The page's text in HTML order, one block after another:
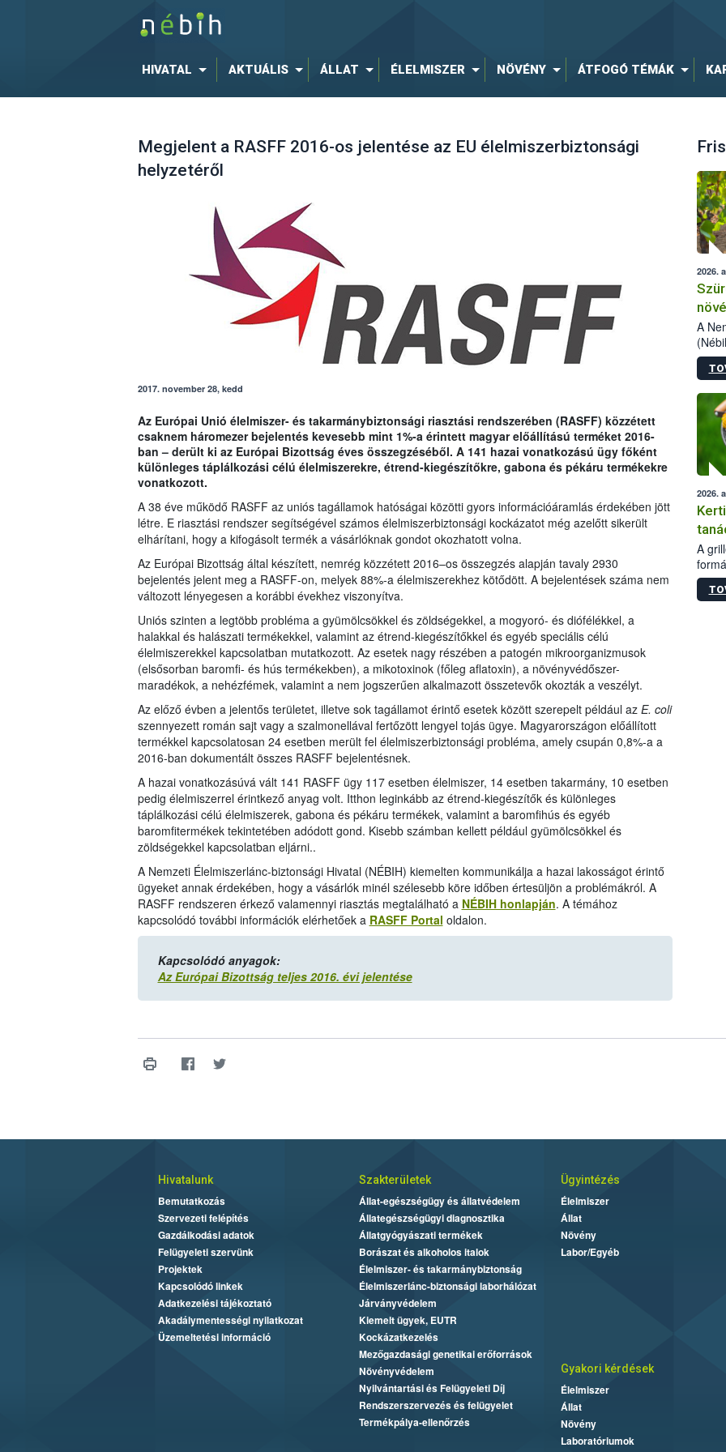
HIVATAL AKTUÁLIS ÁLLAT ÉLELMISZER NÖVÉNY ÁTFOGÓ TÉMÁK
Megjelent a RASFF 2016-os jelentése az EU élelmiszerbiztonsági
helyzetéről
2017. november 28, kedd
Az Európai Unió élelmiszer- és takarmánybiztonsági riasztási rendszerében (RASFF) közzétett
csaknem háromezer bejelentés kevesebb mint 1%-a érintett magyar előállítású terméket 2016-
ban – derült ki az Európai Bizottság éves összegzéséből. A 141 hazai vonatkozású ügy főként
különleges táplálkozási célú élelmiszerekre, étrend-kiegészítőkre, gabona és pékáru termékekre
vonatkozott.
A 38 éve működő RASFF az uniós tagállamok hatóságai közötti gyors információáramlás érdekében jött
létre. E riasztási rendszer segítségével számos élelmiszerbiztonsági kockázatot még azelőtt sikerült
elhárítani, hogy a kifogásolt termék a vásárlóknak gondot okozhatott volna.
Az Európai Bizottság által készített, nemrég közzétett 2016–os összegzés alapján tavaly 2930
bejelentés jelent meg a RASFF-on, melyek 88%-a élelmiszerekhez kötődött. A bejelentések száma nem
változott lényegesen a korábbi évekhez viszonyítva.
Uniós szinten a legtöbb probléma a gyümölcsökkel és zöldségekkel, a mogyoró- és diófélékkel, a
halakkal és halászati termékekkel, valamint az étrend-kiegészítőkkel és egyéb speciális célú
élelmiszerekkel kapcsolatban mutatkozott. Az esetek nagy részében a patogén mikroorganizmusok
(elsősorban baromfi- és hús termékekben), a mikotoxinok (főleg aflatoxin), a növényvédőszer-
maradékok, a nehézfémek, valamint a nem jogszerűen alkalmazott összetevők okozták a veszélyt.
Az előző évben a jelentős területet, illetve sok tagállamot érintő esetek között szerepelt például az E. coli
szennyezett román sajt vagy a szalmonellával fertőzött lengyel tojás ügye. Magyarországon előállított
termékkel kapcsolatosan 24 esetben merült fel élelmiszerbiztonsági probléma, amely csupán 0,8%-a a
2016-ban dokumentált összes RASFF bejelentésnek.
A hazai vonatkozásúvá vált 141 RASFF ügy 117 esetben élelmiszer, 14 esetben takarmány, 10 esetben
pedig élelmiszerrel érintkező anyag volt. Itthon leginkább az étrend-kiegészítők és különleges
táplálkozási célú élelmiszerek, gabona és pékáru termékek, valamint a baromfihús és egyéb
baromfitermékek tekintetében adódott gond. Kisebb számban kellett például gyümölcsökkel és
zöldségekkel kapcsolatban eljárni..
A Nemzeti Élelmiszerlánc-biztonsági Hivatal (NÉBIH) kiemelten kommunikálja a hazai lakosságot érintő
ügyeket annak érdekében, hogy a vásárlók minél szélesebb köre időben értesüljön a problémákról. A
RASFF rendszeren érkező valamennyi riasztás megtalálható a NÉBIH honlapján. A témához
kapcsolódó további információk elérhetőek a RASFF Portal oldalon.
Kapcsolódó anyagok:
Az Európai Bizottság teljes 2016. évi jelentése
2026.
A
Az
2026.
A
Hivatalunk
Bemutatkozás
Szervezeti felépítés
Gazdálkodási adatok
Felügyeleti szervünk
Projektek
Kapcsolódó linkek
Adatkezelési tájékoztató
Akadálymentességi nyilatkozat
Üzemeltetési információ
Szakterületek
Állat-egészségügy és állatvédelem
Állategészségügyi diagnosztika
Állatgyógyászati termékek
Borászat és alkoholos italok
Élelmiszer- és takarmánybiztonság
Élelmiszerlánc-biztonsági laborhálózat
Járványvédelem
Kiemelt ügyek, EUTR
Kockázatkezelés
Mezőgazdasági genetikai erőforrások
Növényvédelem
Nyilvántartási és Felügyeleti Díj
Rendszerszervezés és felügyelet
Termékpálya-ellenőrzés
Ügyintézés
Élelmiszer
Állat
Növény
Labor/Egyéb
Gyakori kérdések
Élelmiszer
Állat
Növény
Laboratóriumok